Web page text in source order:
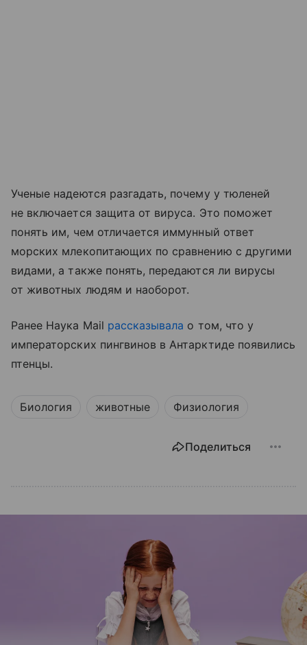
Ученые надеются разгадать, почему у тюленей
не включается защита от вируса. Это поможет
понять им, чем отличается иммунный ответ
морских млекопитающих по сравнению с другими
видами, а также понять, передаются ли вирусы
от животных людям и наоборот.
Ранее Наука Mail рассказывала о том, что у
императорских пингвинов в Антарктиде появились
птенцы.
Биология животные Физиология
Поделиться